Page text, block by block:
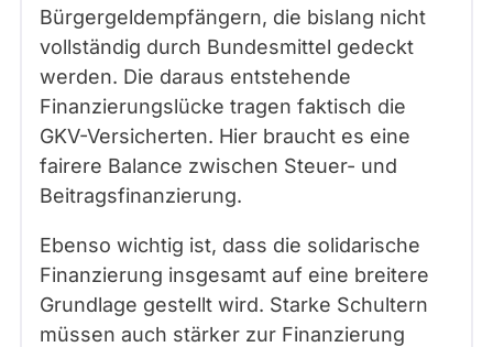
Bürgergeldempfängern, die bislang nicht
vollständig durch Bundesmittel gedeckt
werden. Die daraus entstehende
Finanzierungslücke tragen faktisch die
GKV-Versicherten. Hier braucht es eine
fairere Balance zwischen Steuer- und
Beitragsfinanzierung.
Ebenso wichtig ist, dass die solidarische
Finanzierung insgesamt auf eine breitere
Grundlage gestellt wird. Starke Schultern
müssen auch stärker zur Finanzierung